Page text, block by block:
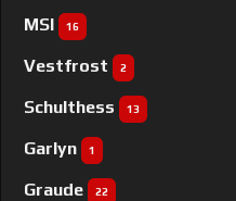
MSI 16
Vestfrost 2
Schulthess 13
Garlyn 1
Graude 22